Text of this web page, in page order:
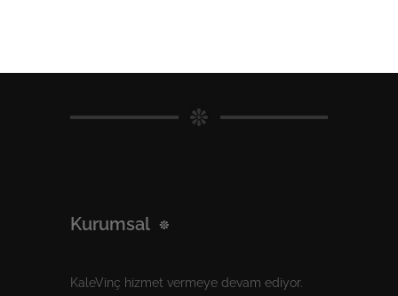
Kurumsal
KaleVinç hizmet vermeye devam ediyor.